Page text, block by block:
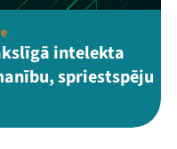
intelekta
spriestspēju